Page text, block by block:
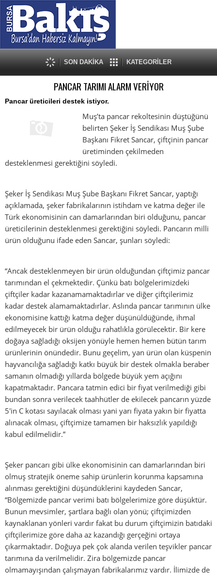
SON DAKİKA KATEGORİLER
PANCAR TARIMI ALARM VERİYOR
Pancar üreticileri destek istiyor.
Muş’ta pancar rekoltesinin düştüğünü
belirten Şeker İş Sendikası Muş Şube
Başkanı Fikret Sancar, çiftçinin pancar
üretiminden çekilmeden
desteklenmesi gerektiğini söyledi.
Şeker İş Sendikası Muş Şube Başkanı Fikret Sancar, yaptığı
açıklamada, şeker fabrikalarının istihdam ve katma değer ile
Türk ekonomisinin can damarlarından biri olduğunu, pancar
üreticilerinin desteklenmesi gerektiğini söyledi. Pancarın milli
ürün olduğunu ifade eden Sancar, şunları söyledi:
“Ancak desteklenmeyen bir ürün olduğundan çiftçimiz pancar
tarımından el çekmektedir. Çünkü batı bölgelerimizdeki
çiftçiler kadar kazanamamaktadırlar ve diğer çiftçilerimiz
kadar destek alamamaktadırlar. Aslında pancar tarımının ülke
ekonomisine kattığı katma değer düşünüldüğünde, ihmal
edilmeyecek bir ürün olduğu rahatlıkla görülecektir. Bir kere
doğaya sağladığı oksijen yönüyle hemen hemen bütün tarım
ürünlerinin önündedir. Bunu geçelim, yan ürün olan küspenin
hayvancılığa sağladığı katkı büyük bir destek olmakla beraber
samanın olmadığı yıllarda bölgede büyük yem açığını
kapatmaktadır. Pancara tatmin edici bir fiyat verilmediği gibi
bundan sonra verilecek taahhütler de ekilecek pancarın yüzde
5'in C kotası sayılacak olması yani yarı fiyata yakın bir fiyatta
alınacak olması, çiftçimize tamamen bir haksızlık yapıldığı
kabul edilmelidir.”
Şeker pancarı gibi ülke ekonomisinin can damarlarından biri
olmuş stratejik öneme sahip ürünlerin korunma kapsamına
alınması gerektiğini düşündüklerini kaydeden Sancar,
“Bölgemizde pancar verimi batı bölgelerimize göre düşüktür.
Bunun mevsimler, şartlara bağlı olan yönü; çiftçimizden
kaynaklanan yönleri vardır fakat bu durum çiftçimizin batıdaki
çiftçilerimize göre daha az kazandığı gerçeğini ortaya
çıkarmaktadır. Doğuya pek çok alanda verilen teşvikler pancar
tarımına da verilmelidir. Zira bölgemizde pancar
olmamayışından çalışmayan fabrikalarımız vardır. İlimizde de